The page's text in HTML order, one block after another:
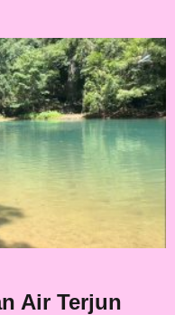
Air Terjun